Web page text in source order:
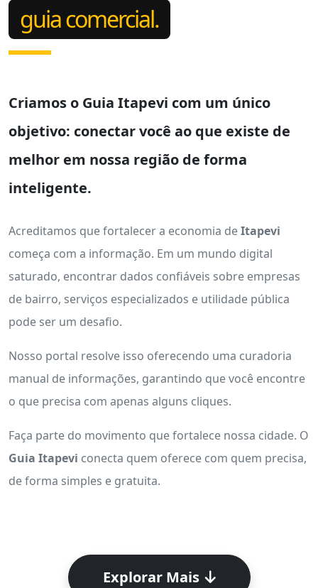
guia comercial.
Criamos o Guia Itapevi com um único
objetivo: conectar você ao que existe de
melhor em nossa região de forma
inteligente.
Acreditamos que fortalecer a economia deItapevi
começa com a informação. Em um mundo digital
saturado, encontrar dados confiáveis sobre empresas
de bairro, serviços especializados e utilidade pública
pode ser um desafio.
Nosso portal resolve isso oferecendo uma curadoria
manual de informações, garantindo que você encontre
o que precisa com apenas alguns cliques.
Faça parte do movimento que fortalece nossa cidade. O
Guia Itapevi conecta quem oferece com quem precisa,
de forma simples e gratuita.
Explorar Mais